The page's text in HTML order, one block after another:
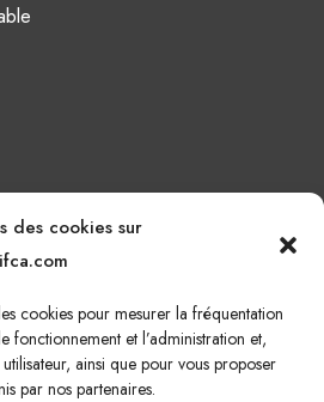
des cookies sur
cookies pour mesurer la fréquentation
fonctionnement et l’administration et,
ainsi que pour vous proposer
par nos partenaires.